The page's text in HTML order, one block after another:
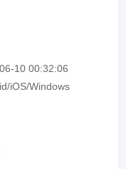
10 00:32:06
iOS/Windows